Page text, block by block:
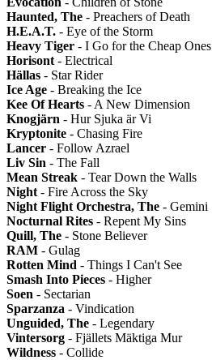
Haunted, The - Preachers of Death
H.E.A.T. - Eye of the Storm
Heavy Tiger - I Go for the Cheap Ones
Horisont - Electrical
Hällas - Star Rider
Ice Age - Breaking the Ice
Kee Of Hearts - A New Dimension
Knogjärn - Hur Sjuka är Vi
Kryptonite - Chasing Fire
Lancer - Follow Azrael
Liv Sin - The Fall
Mean Streak - Tear Down the Walls
Night - Fire Across the Sky
Night Flight Orchestra, The - Gemini
Nocturnal Rites - Repent My Sins
Quill, The - Stone Believer
RAM - Gulag
Rotten Mind - Things I Can't See
Smash Into Pieces - Higher
Soen - Sectarian
Sparzanza - Vindication
Unguided, The - Legendary
Vintersorg - Fjällets Mäktiga Mur
Wildness - Collide